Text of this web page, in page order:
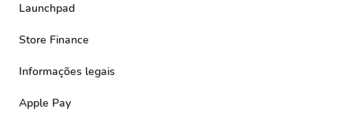
Launchpad
Store Finance
Informações legais
Apple Pay